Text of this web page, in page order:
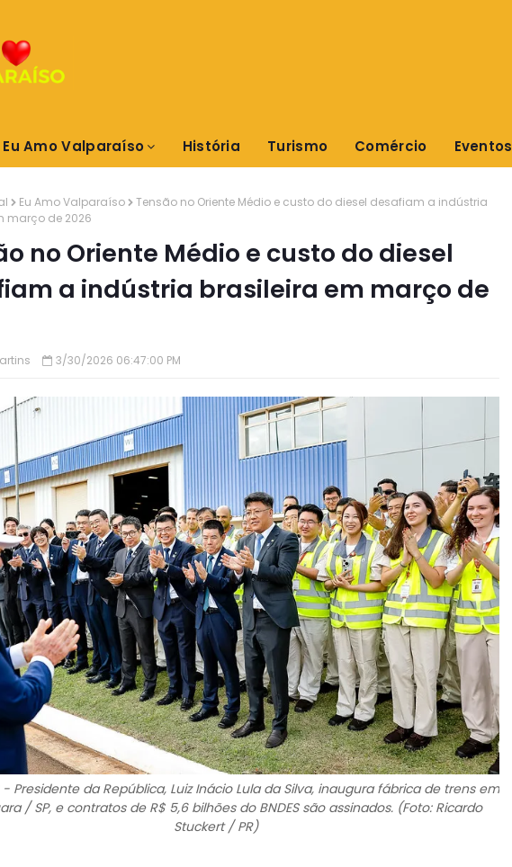
Eu Amo Valparaíso História Turismo Comércio Eventos
Eu Amo Valparaíso
Tensão no Oriente Médio e custo do diesel desafiam a indústria
março de 2026
no Oriente Médio e custo do diesel
a indústria brasileira em março de
3/30/2026 06:47:00 PM
- Presidente da República, Luiz Inácio Lula da Silva, inaugura fábrica de trens em
/ SP, e contratos de R$ 5,6 bilhões do BNDES são assinados. (Foto: Ricardo
Stuckert / PR)